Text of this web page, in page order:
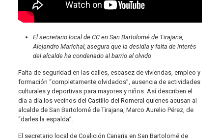
El secretario local de CC en San Bartolomé de Tirajana,
Alejandro Marichal, asegura que la desidia y falta de interés
del alcalde ha condenado al barrio al olvido
Falta de seguridad en las calles, escasez de viviendas, empleo y
formación “completamente olvidados”, ausencia de actividades
culturales y deportivas para mayores y niños. Así describen el
día a día los vecinos del Castillo del Romeral quienes acusan al
alcalde de San Bartolomé de Tirajana, Marco Aurelio Pérez, de
“darles la espalda”.
El secretario local de Coalición Canaria en San Bartolomé de